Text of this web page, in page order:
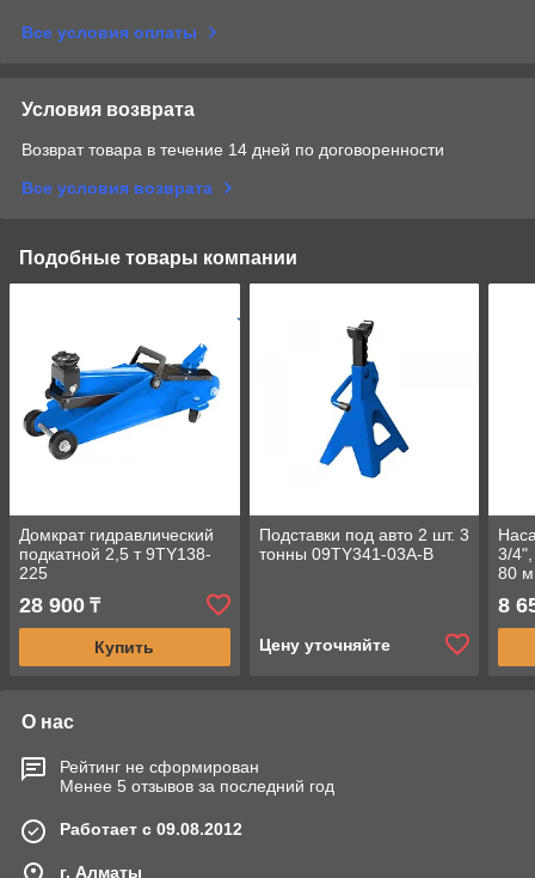
Все условия оплаты
Условия возврата
Возврат товара в течение 14 дней по договоренности
Все условия возврата
Подобные товары компании
Домкрат гидравлический
подкатной 2,5 т 9TY138-
225
28 900 ₸
Купить
Подставки под авто 2 шт. 3
тонны 09TY341-03A-B
Цену уточняйте
3/
80
8
О нас
Рейтинг не сформирован
Менее 5 отзывов за последний год
Работает с 09.08.2012
г. Алматы